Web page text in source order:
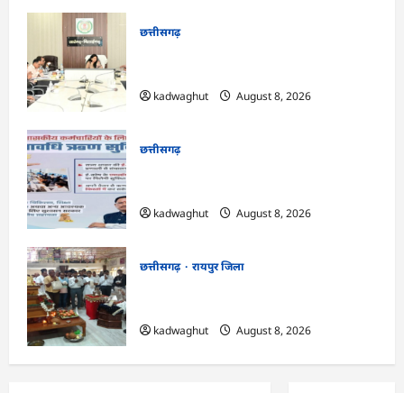
छत्तीसगढ़
kadwaghut
August 8, 2026
छत्तीसगढ़
kadwaghut
August 8, 2026
छत्तीसगढ़
रायपुर जिला
kadwaghut
August 8, 2026